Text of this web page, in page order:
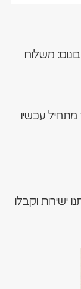
בונוס: משלוח
ישירות וקבלו